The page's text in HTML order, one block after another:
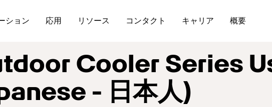
ション 応用 リソース コンタクト キャリア 概要
Cooler Series
- 日本人)